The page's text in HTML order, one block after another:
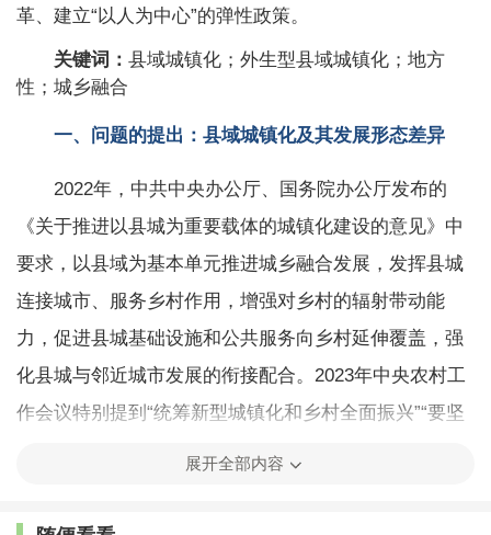
革、建立“以人为中心”的弹性政策。
关键词： 县域城镇化；外生型县域城镇化；地方
性；城乡融合
一、问题的提出：县域城镇化及其发展形态差异
2022年，中共中央办公厅、国务院办公厅发布的
《关于推进以县城为重要载体的城镇化建设的意见》中
要求，以县域为基本单元推进城乡融合发展，发挥县城
连接城市、服务乡村作用，增强对乡村的辐射带动能
力，促进县城基础设施和公共服务向乡村延伸覆盖，强
化县城与邻近城市发展的衔接配合。2023年中央农村工
作会议特别提到“统筹新型城镇化和乡村全面振兴”“要坚
持不懈抓好‘三农’工作，推动城乡融合、区域协调发
发展要“统筹新型城镇化和乡村全面振兴，提升县城综合
展开全部内容